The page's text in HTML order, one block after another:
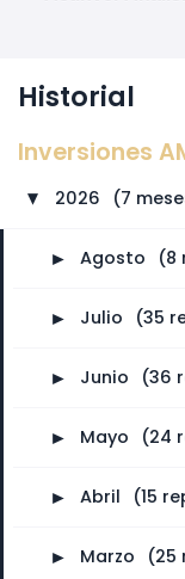
Historial
Inversiones
► 2026 (7
► Agosto (8
► Julio (35
► Junio (36
► Mayo (24
► Abril (15
► Marzo (25